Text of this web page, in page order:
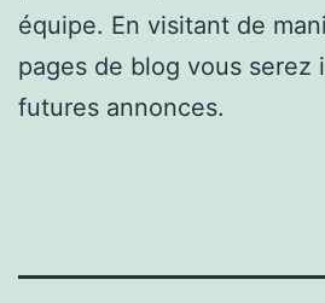
équipe. En visitant de
pages de blog vous serez
futures annonces.